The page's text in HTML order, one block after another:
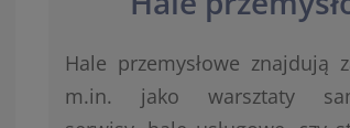
Hale przemysłowe znajdują
m.in. jako warsztaty